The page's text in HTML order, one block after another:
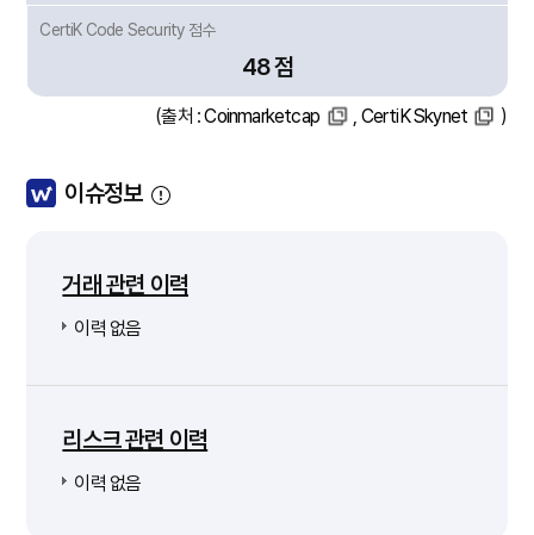
CertiK Code Security 점수
48 점
(출처 :Coinmarketcap , CertiK Skynet )
이슈정보
거래 관련 이력
이력 없음
리스크 관련 이력
이력 없음